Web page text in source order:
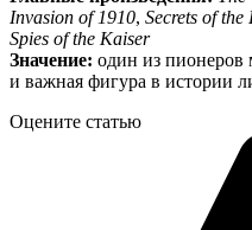
Invasion of 1910, Secrets of
Spies of the Kaiser
Значение: один из пионеров
и важная фигура в истории
Оцените статью